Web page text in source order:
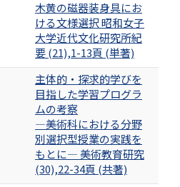
木黄の磁器装身具にお
ける文様選択 昭和女子
大学近代文化研究所紀
要 (21),1-13頁 (単著)
主体的・探求的学びを
目指した学習プログラ
ムの考察
―美術科における分野
別選択型授業の実践を
もとに― 美術教育研究
(30),22-34頁 (共著)